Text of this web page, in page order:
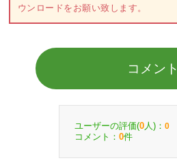
ウンロードをお願い致します。
コメント
ユーザーの評価(0 人)： 0
コメント： 0件